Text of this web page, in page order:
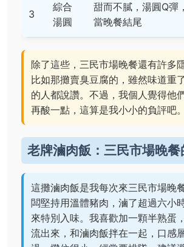
3
綜合
湯圓
甜而不膩，湯圓Q彈
當晚餐結尾
除了這些，三民市場晚餐還有許多
比如那攤賣臭豆腐的，雖然味道重
的人都說讚。不過，我個人覺得他
再酸一點，這算是我小小的負評吧。
老牌滷肉飯：三民市場晚
這攤滷肉飯是我每次來三民市場晚
闆堅持用溫體豬肉，滷了超過六小
來特別入味。我喜歡加一顆半熟蛋
流出來，和滷肉飯拌在一起，口感